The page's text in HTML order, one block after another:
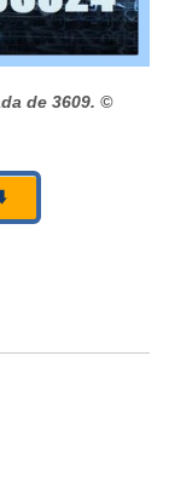
de 3609. ©